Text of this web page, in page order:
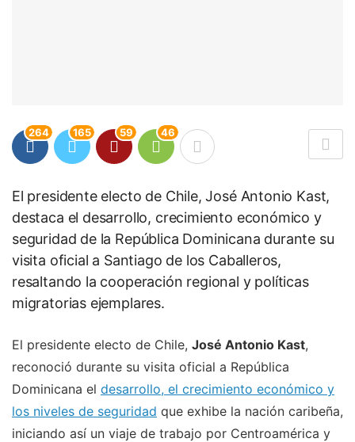
264 165 59 46
El presidente electo de Chile, José Antonio Kast,
destaca el desarrollo, crecimiento económico y
seguridad de la República Dominicana durante su
visita oficial a Santiago de los Caballeros,
resaltando la cooperación regional y políticas
migratorias ejemplares.
El presidente electo de Chile, José Antonio Kast,
reconoció durante su visita oficial a República
Dominicana el desarrollo, el crecimiento económico y
los niveles de seguridad que exhibe la nación caribeña,
iniciando así un viaje de trabajo por Centroamérica y